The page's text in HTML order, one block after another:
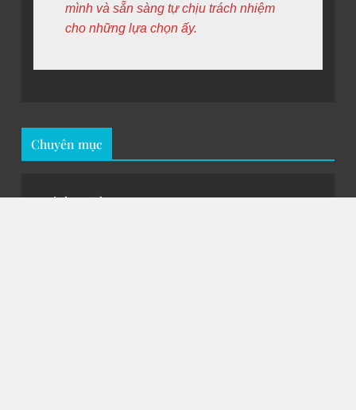
mình và sẵn sàng tự chịu trách nhiệm
cho những lựa chọn ấy.
Chuyên mục
Airdrop Telegram